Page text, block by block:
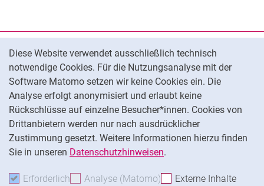
Diese Website verwendet ausschließlich technisch
notwendige Cookies. Für die Nutzungsanalyse mit der
Software Matomo setzen wir keine Cookies ein. Die
Analyse erfolgt anonymisiert und erlaubt keine
Rückschlüsse auf einzelne Besucher*innen. Cookies von
Drittanbietern werden nur nach ausdrücklicher
Zustimmung gesetzt. Weitere Informationen hierzu finden
Sie in unseren Datenschutzhinweisen.
Erforderlich Erforderliche Cookies akzeptieren
Analyse (Matomo) Analyse-Cookies
Externe Inhalte
Datenschutz
Barrierefreiheit
Transparenter KI-Einsatz
Impressum
Cookie-Einstellungen